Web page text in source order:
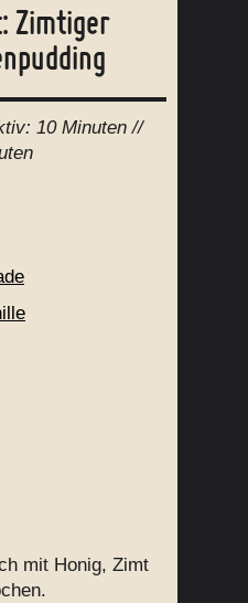
Zimtiger
10 Minuten //
mit Honig, Zimt